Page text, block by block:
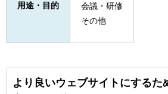
用途・目的
会議・研修
その他
より良いウェブサイトにするた